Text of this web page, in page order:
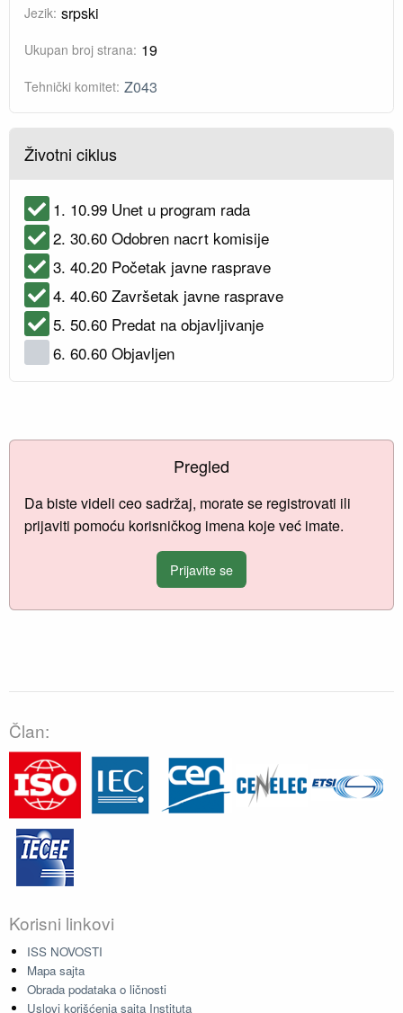
Jezik: srpski
Ukupan broj strana: 19
Tehnički komitet: Z043
Životni ciklus
1. 10.99 Unet u program rada
2. 30.60 Odobren nacrt komisije
3. 40.20 Početak javne rasprave
4. 40.60 Završetak javne rasprave
5. 50.60 Predat na objavljivanje
6. 60.60 Objavljen
Pregled
Da biste videli ceo sadržaj, morate se registrovati ili
prijaviti pomoću korisničkog imena koje već imate.
Prijavite se
Član:
Korisni linkovi
ISS NOVOSTI
Mapa sajta
Obrada podataka o ličnosti
Uslovi korišćenja sajta Instituta